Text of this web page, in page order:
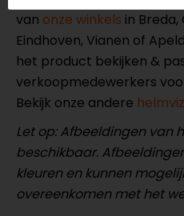
van onze winkels in Breda,
Eindhoven, Vianen of
het product bekijken &
verkoopmedewerkers
Bekijk onze andere
Let op: Afbeeldingen van
beschikbaar.
kleuren en kunnen
overeenkomen met het